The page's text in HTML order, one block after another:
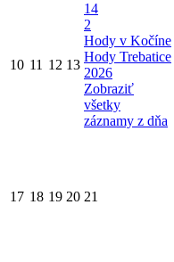
10 11 12 13
14
2
Hody v Kočíne
Hody Trebatice
2026
Zobraziť
všetky
záznamy z dňa
17 18 19 20 21